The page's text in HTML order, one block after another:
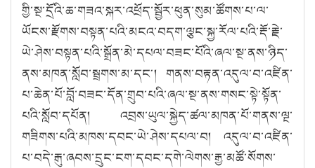
གྱི་སྔ་དྲོའི་ཆ་གཟའ་སྐར་འཕྲོད་སྦྱོར་ཕུན་སུམ་ཚོགས་པ་ལ་
ཡོངས་རྫོགས་བསྟན་པའི་མངའ་བདག་ལྕང་སྐྱ་རོལ་པའི་རྡོ་རྗེ་
ཡེ་ཤེས་བསྟན་པའི་སྒྲོན་མེ་དཔལ་བཟང་པོའི་ཞལ་སྔ་ནས་ཉིད་
ནས་མཁན་སློབ་སྦྲགས་མ་དང༌། གནས་བརྟན་འདུལ་བ་འཛིན་
པ་ཆེན་པོ་བློ་བཟང་དོན་གྲུབ་པའི་ཞལ་སྔ་ནས་གསང་སྟེ་སྟོན་
པའི་སློབ་དཔོན། འབྲས་ཡུལ་སྐྱེད་ཚལ་མཁན་པོ་གནས་ལྔ་
གཟིགས་པའི་མཁས་དབང་ཡེ་ཤེས་དཔལ་བ། འདུལ་བ་འཛིན་
པ་བདེ་རྒུ་ཞབས་དྲུང་ངག་དབང་དགེ་ལེགས་རྒྱ་མཚོ་སོགས་